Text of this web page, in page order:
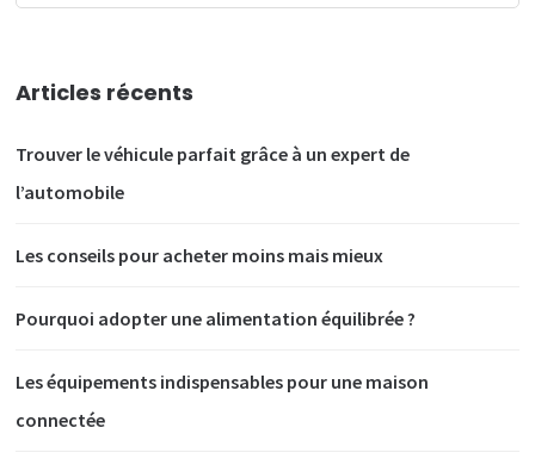
Articles récents
Trouver le véhicule parfait grâce à un expert de
l’automobile
Les conseils pour acheter moins mais mieux
Pourquoi adopter une alimentation équilibrée ?
Les équipements indispensables pour une maison
connectée